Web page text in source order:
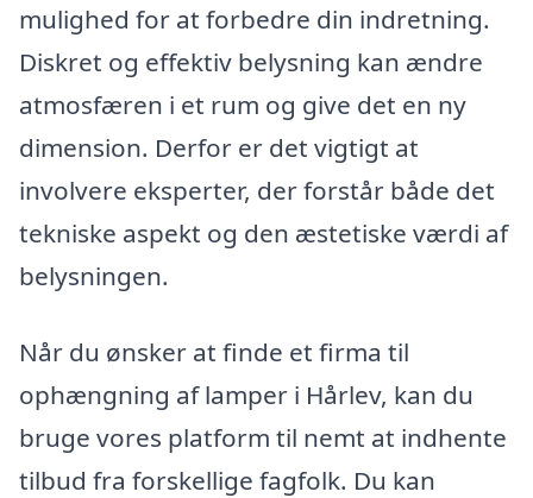
mulighed for at forbedre din indretning.
Diskret og effektiv belysning kan ændre
atmosfæren i et rum og give det en ny
dimension. Derfor er det vigtigt at
involvere eksperter, der forstår både det
tekniske aspekt og den æstetiske værdi af
belysningen.
Når du ønsker at finde et firma til
ophængning af lamper i Hårlev, kan du
bruge vores platform til nemt at indhente
tilbud fra forskellige fagfolk. Du kan